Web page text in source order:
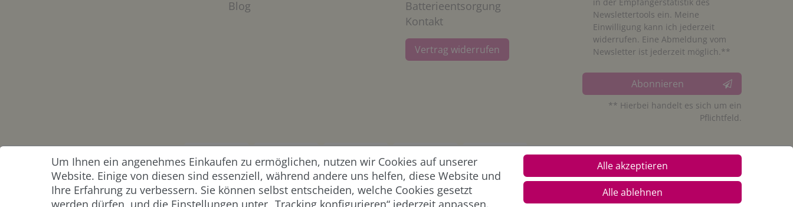
Blog
Batterieentsorgung
Kontakt
Vertrag widerrufen
Newslettertools ein. Meine
Einwilligung kann ich jederzeit
widerrufen. Eine Abmeldung vom
Newsletter ist jederzeit möglich.**
Abonnieren
** Hierbei handelt es sich um ein
Pflichtfeld.
ZAHLUNG &
VERSAND
Um Ihnen ein angenehmes Einkaufen zu ermöglichen, nutzen wir Cookies auf unserer
Website. Einige von diesen sind essenziell, während andere uns helfen, diese Website und
Ihre Erfahrung zu verbessern. Sie können selbst entscheiden, welche Cookies gesetzt
werden dürfen, und die Einstellungen unter „Tracking konfigurieren“ jederzeit anpassen.
Alle akzeptieren
Alle ablehnen